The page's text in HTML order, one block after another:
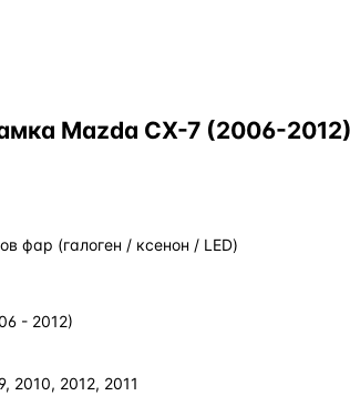
Mazda CX-7 (2006-
фар (галоген / ксенон / LED)
- 2012)
2010, 2012, 2011